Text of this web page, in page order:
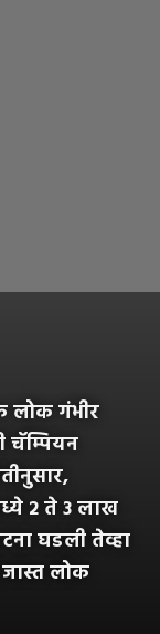
लोक गंभीर
चॅम्पियन
२ ते ३ लाख
घडली तेव्हा
लोक